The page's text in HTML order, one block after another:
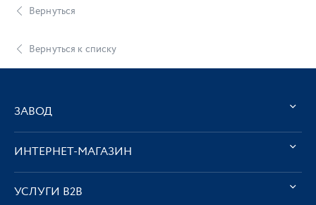
Вернуться
Вернуться к списку
ЗАВОД
ИНТЕРНЕТ-МАГАЗИН
УСЛУГИ В2В